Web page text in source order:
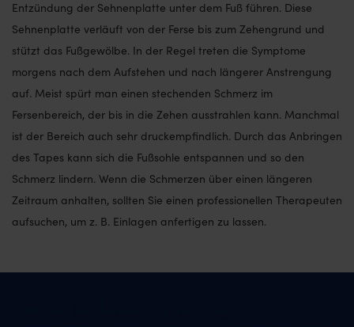
Entzündung der Sehnenplatte unter dem Fuß führen. Diese
Sehnenplatte verläuft von der Ferse bis zum Zehengrund und
stützt das Fußgewölbe. In der Regel treten die Symptome
morgens nach dem Aufstehen und nach längerer Anstrengung
auf. Meist spürt man einen stechenden Schmerz im
Fersenbereich, der bis in die Zehen ausstrahlen kann. Manchmal
ist der Bereich auch sehr druckempfindlich. Durch das Anbringen
des Tapes kann sich die Fußsohle entspannen und so den
Schmerz lindern. Wenn die Schmerzen über einen längeren
Zeitraum anhalten, sollten Sie einen professionellen Therapeuten
aufsuchen, um z. B. Einlagen anfertigen zu lassen.